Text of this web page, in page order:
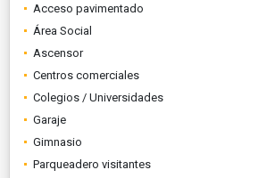
Acceso pavimentado
Área Social
Ascensor
Centros comerciales
Colegios / Universidades
Garaje
Gimnasio
Parqueadero visitantes